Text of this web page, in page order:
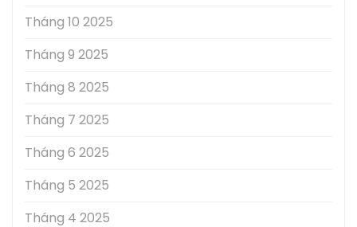
Tháng 10 2025
Tháng 9 2025
Tháng 8 2025
Tháng 7 2025
Tháng 6 2025
Tháng 5 2025
Tháng 4 2025